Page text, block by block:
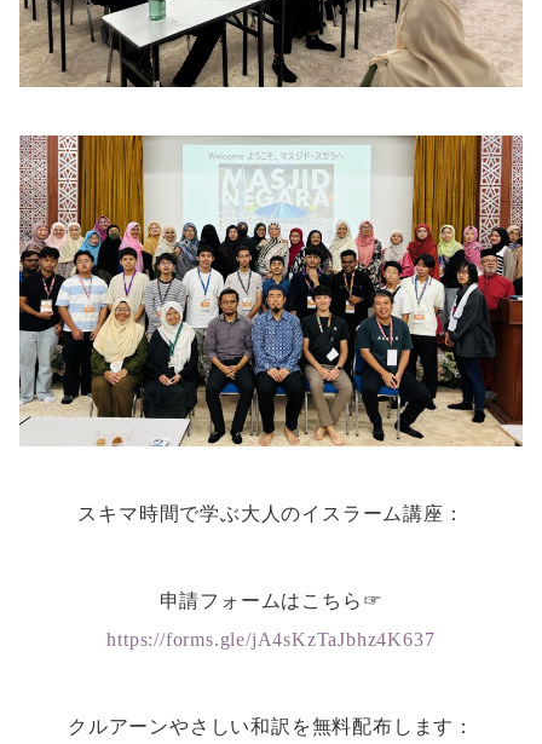
スキマ時間で学ぶ大人のイスラーム講座：
申請フォームはこちら☞
https://forms.gle/jA4sKzTaJbhz4K637
クルアーンやさしい和訳を無料配布します：